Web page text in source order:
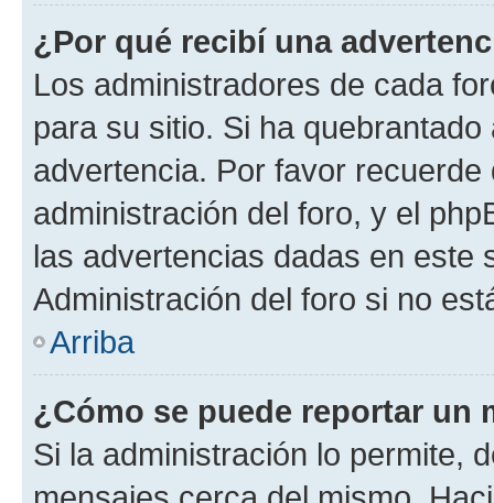
¿Por qué recibí una
Los administradores de cada
para su sitio. Si ha
advertencia. Por favor
administración del foro, y el
las advertencias dadas en este
Administración del foro si no
Arriba
¿Cómo se puede reportar un
Si la administración lo permite,